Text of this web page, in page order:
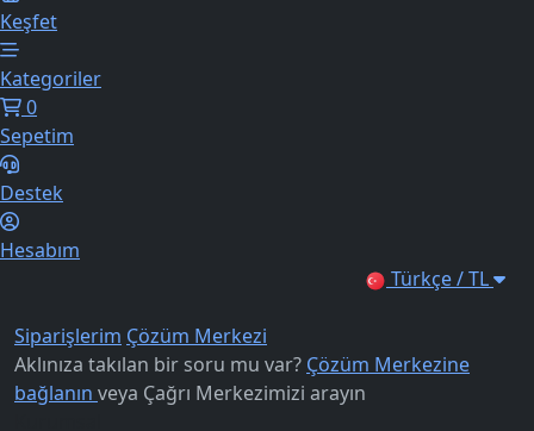
Keşfet
Kategoriler
0
Sepetim
Destek
Hesabım
Türkçe / TL
Siparişlerim Çözüm Merkezi
Aklınıza takılan bir soru mu var? Çözüm Merkezine
bağlanın veya Çağrı Merkezimizi arayın